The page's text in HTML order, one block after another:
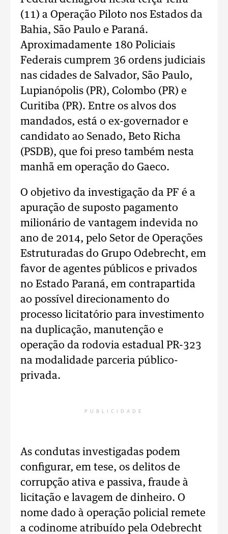
(11) a Operação Piloto nos Estados da
Bahia, São Paulo e Paraná.
Aproximadamente 180 Policiais
Federais cumprem 36 ordens judiciais
nas cidades de Salvador, São Paulo,
Lupianópolis (PR), Colombo (PR) e
Curitiba (PR). Entre os alvos dos
mandados, está o ex-governador e
candidato ao Senado, Beto Richa
(PSDB), que foi preso também nesta
manhã em operação do Gaeco.
O objetivo da investigação da PF é a
apuração de suposto pagamento
milionário de vantagem indevida no
ano de 2014, pelo Setor de Operações
Estruturadas do Grupo Odebrecht, em
favor de agentes públicos e privados
no Estado Paraná, em contrapartida
ao possível direcionamento do
processo licitatório para investimento
na duplicação, manutenção e
operação da rodovia estadual PR-323
na modalidade parceria público-
privada.
PUBLICIDADE
As condutas investigadas podem
configurar, em tese, os delitos de
corrupção ativa e passiva, fraude à
licitação e lavagem de dinheiro. O
nome dado à operação policial remete
a codinome atribuído pela Odebrecht